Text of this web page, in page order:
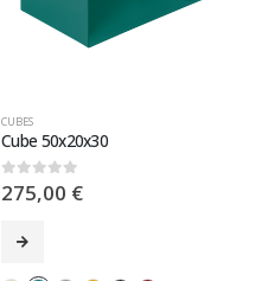
CUBES
Cube 50x20x30
0sur 5
275,00 €